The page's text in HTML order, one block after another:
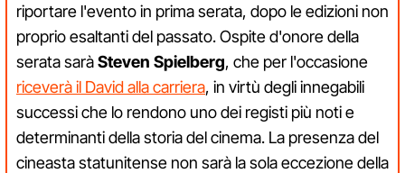
riportare l'evento in prima serata, dopo le edizioni non
proprio esaltanti del passato. Ospite d'onore della
serata saràSteven Spielberg, che per l'occasione
riceverà il David alla carriera, in virtù degli innegabili
successi che lo rendono uno dei registi più noti e
determinanti della storia del cinema. La presenza del
cineasta statunitense non sarà la sola eccezione della